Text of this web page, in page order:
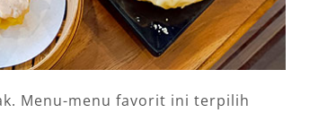
Menu-menu favorit ini terpilih